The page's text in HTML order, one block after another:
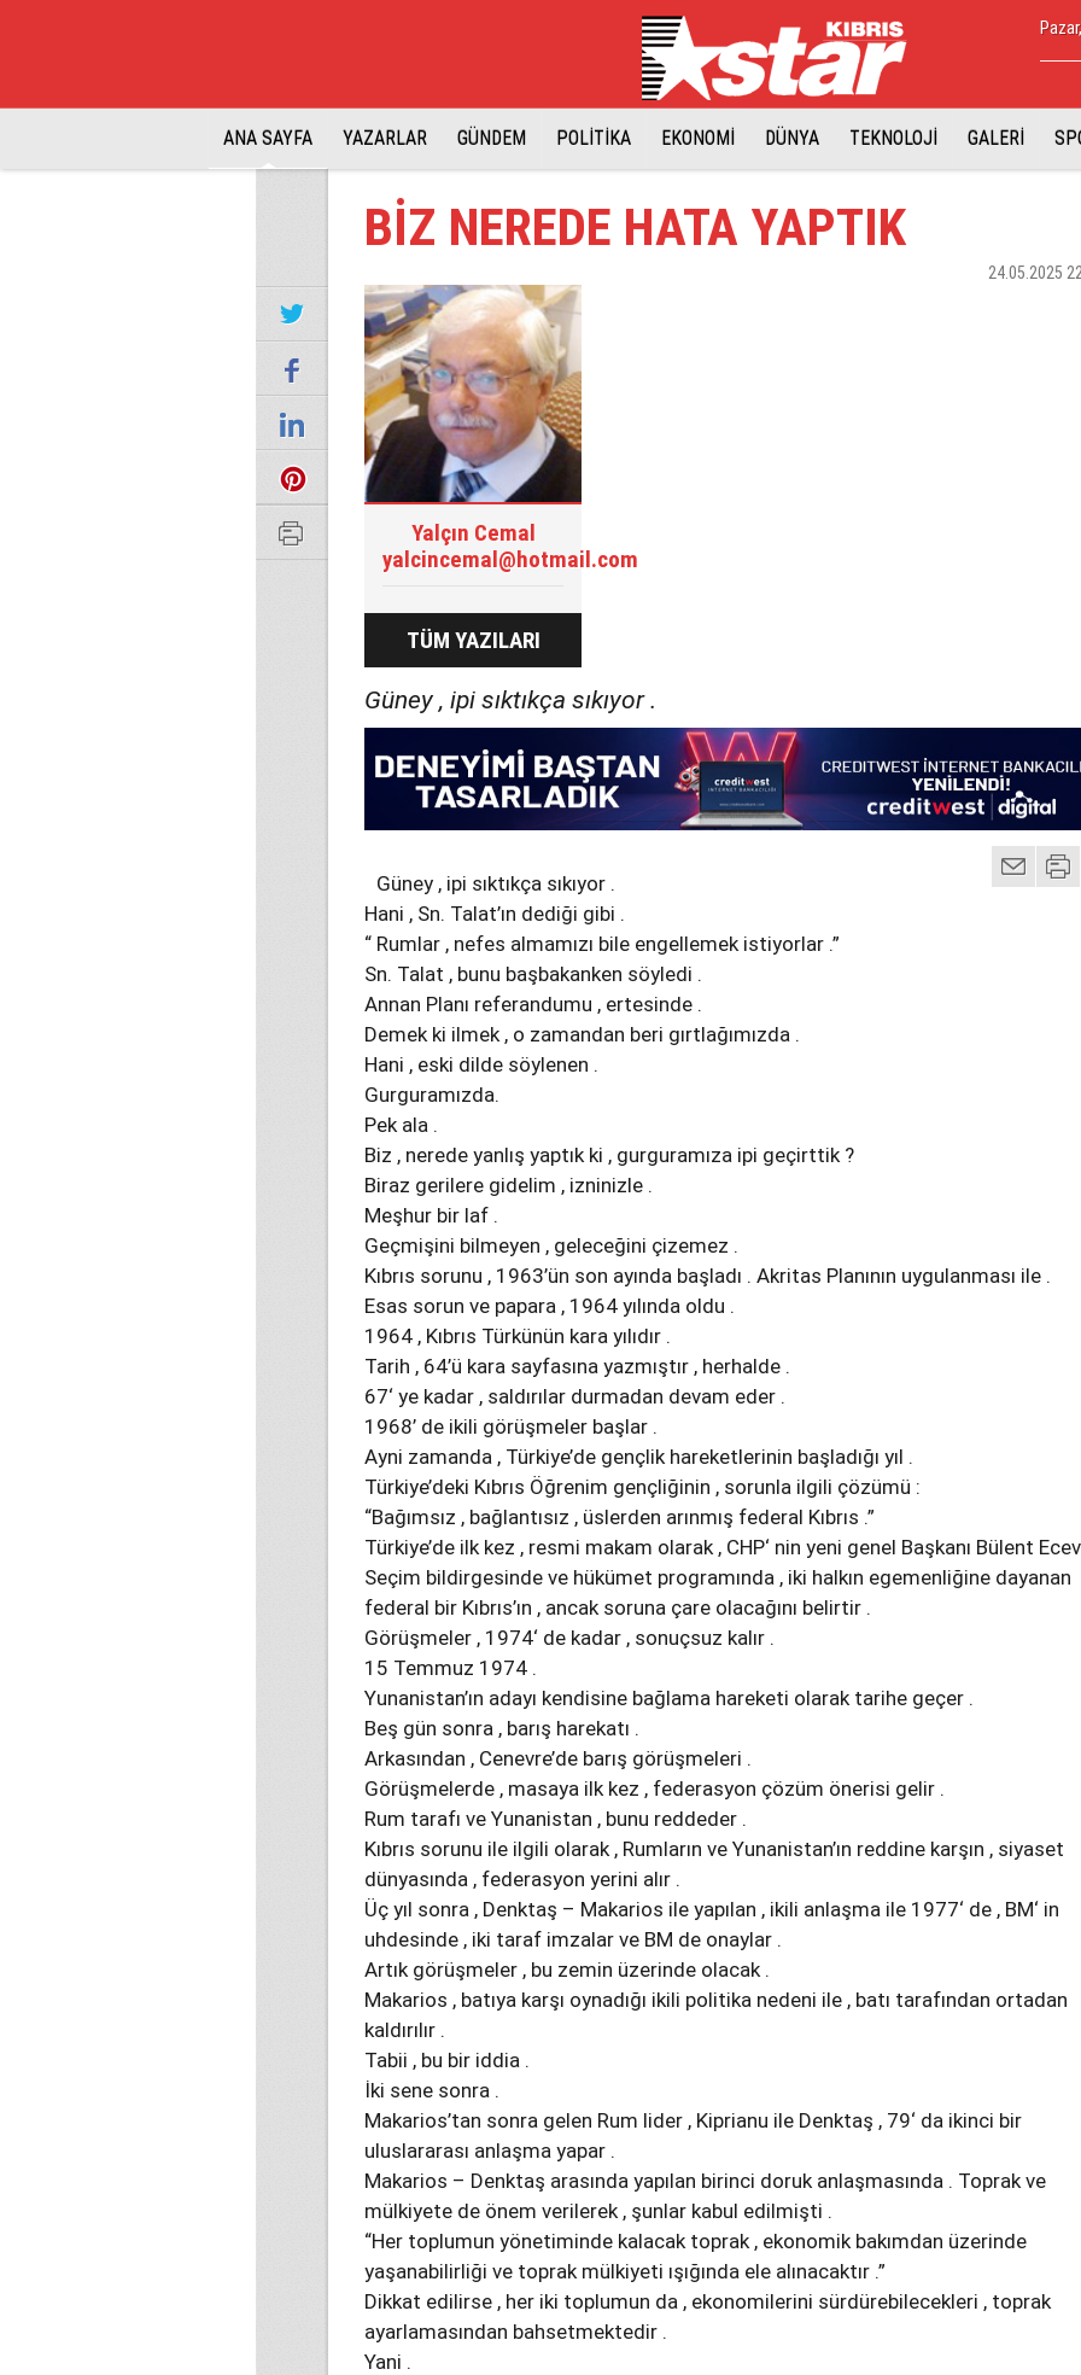
ANA SAYFA YAZARLAR GÜNDEM POLİTİKA EKONOMİ DÜNYA TEKNOLOJİ GALERİ
BİZ NEREDE HATA YAPTIK
24.05.2025
Yalçın Cemal
yalcincemal@hotmail.com
TÜM YAZILARI
Güney , ipi sıktıkça sıkıyor .
Güney , ipi sıktıkça sıkıyor .
Hani , Sn. Talat’ın dediği gibi .
“ Rumlar , nefes almamızı bile engellemek istiyorlar .”
Sn. Talat , bunu başbakanken söyledi .
Annan Planı referandumu , ertesinde .
Demek ki ilmek , o zamandan beri gırtlağımızda .
Hani , eski dilde söylenen .
Gurguramızda.
Pek ala .
Biz , nerede yanlış yaptık ki , gurguramıza ipi geçirttik ?
Biraz gerilere gidelim , izninizle .
Meşhur bir laf .
Geçmişini bilmeyen , geleceğini çizemez .
Kıbrıs sorunu , 1963’ün son ayında başladı . Akritas Planının uygulanması ile .
Esas sorun ve papara , 1964 yılında oldu .
1964 , Kıbrıs Türkünün kara yılıdır .
Tarih , 64’ü kara sayfasına yazmıştır , herhalde .
67‘ ye kadar , saldırılar durmadan devam eder .
1968’ de ikili görüşmeler başlar .
Ayni zamanda , Türkiye’de gençlik hareketlerinin başladığı yıl .
Türkiye’deki Kıbrıs Öğrenim gençliğinin , sorunla ilgili çözümü :
“Bağımsız , bağlantısız , üslerden arınmış federal Kıbrıs .”
Türkiye’de ilk kez , resmi makam olarak , CHP‘ nin yeni genel Başkanı Bülent
Seçim bildirgesinde ve hükümet programında , iki halkın egemenliğine dayanan
federal bir Kıbrıs’ın , ancak soruna çare olacağını belirtir .
Görüşmeler , 1974‘ de kadar , sonuçsuz kalır .
15 Temmuz 1974 .
Yunanistan’ın adayı kendisine bağlama hareketi olarak tarihe geçer .
Beş gün sonra , barış harekatı .
Arkasından , Cenevre’de barış görüşmeleri .
Görüşmelerde , masaya ilk kez , federasyon çözüm önerisi gelir .
Rum tarafı ve Yunanistan , bunu reddeder .
Kıbrıs sorunu ile ilgili olarak , Rumların ve Yunanistan’ın reddine karşın , siyaset
dünyasında , federasyon yerini alır .
Üç yıl sonra , Denktaş – Makarios ile yapılan , ikili anlaşma ile 1977‘ de , BM‘ in
uhdesinde , iki taraf imzalar ve BM de onaylar .
Artık görüşmeler , bu zemin üzerinde olacak .
Makarios , batıya karşı oynadığı ikili politika nedeni ile , batı tarafından ortadan
kaldırılır .
Tabii , bu bir iddia .
İki sene sonra .
Makarios’tan sonra gelen Rum lider , Kiprianu ile Denktaş , 79‘ da ikinci bir
uluslararası anlaşma yapar .
Makarios – Denktaş arasında yapılan birinci doruk anlaşmasında . Toprak ve
mülkiyete de önem verilerek , şunlar kabul edilmişti .
“Her toplumun yönetiminde kalacak toprak , ekonomik bakımdan üzerinde
yaşanabilirliği ve toprak mülkiyeti ışığında ele alınacaktır .”
Dikkat edilirse , her iki toplumun da , ekonomilerini sürdürebilecekleri , toprak
ayarlamasından bahsetmektedir .
Yani .